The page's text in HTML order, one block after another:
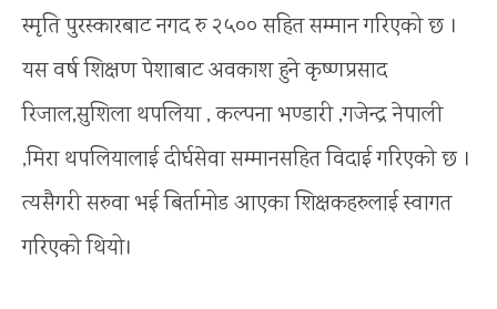
स्मृति पुरस्कारबाट नगद रु २५०० सहित सम्मान गरिएको छ ।
यस वर्ष शिक्षण पेशाबाट अवकाश हुने कृष्णप्रसाद
रिजाल,सुशिला थपलिया , कल्पना भण्डारी ,गजेन्द्र नेपाली
,मिरा थपलियालाई दीर्घसेवा सम्मानसहित विदाई गरिएको छ ।
त्यसैगरी सरुवा भई बिर्तामोड आएका शिक्षकहरुलाई स्वागत
गरिएको थियो।